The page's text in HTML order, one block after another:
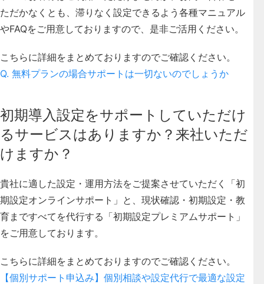
ただかなくとも、滞りなく設定できるよう各種マニュアル
やFAQをご用意しておりますので、是非ご活用ください。
こちらに詳細をまとめておりますのでご確認ください。
Q. 無料プランの場合サポートは一切ないのでしょうか
初期導入設定をサポートしていただけ
るサービスはありますか？来社いただ
けますか？
貴社に適した設定・運用方法をご提案させていただく「初
期設定オンラインサポート」と、現状確認・初期設定・教
育まですべてを代行する「初期設定プレミアムサポート」
をご用意しております。
こちらに詳細をまとめておりますのでご確認ください。
【個別サポート申込み】個別相談や設定代行で最適な設定